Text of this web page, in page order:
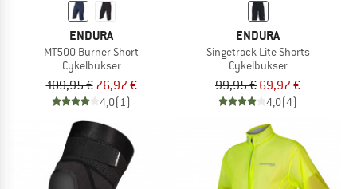
ENDURA
MT500 Burner Short
Cykelbukser
109,95 € 76,97 €
4,0(1)
ENDURA
Singetrack Lite Shorts
Cykelbukser
99,95 € 69,97 €
4,0(4)